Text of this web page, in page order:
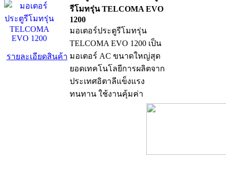
รายละเอียดสินค้า
รีโมทรุ่น TELCOMA EVO
1200
มอเตอร์ประตูรีโมทรุ่น
TELCOMA EVO 1200 เป็น
มอเตอร์ AC ขนาดใหญ่สุด
ยอดเทคโนโลยีการผลิตจาก
ประเทศอิตาลีแข็งแรง
ทนทาน ใช้งานคุ้มค่า